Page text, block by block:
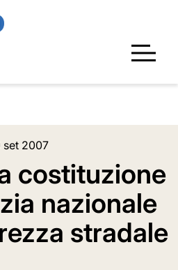
set 2007
costituzione
nazionale
stradale